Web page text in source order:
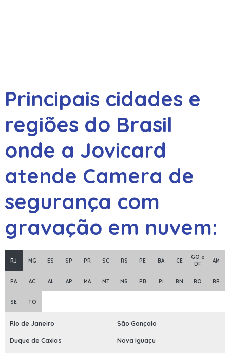
Principais cidades e
regiões do Brasil
onde a Jovicard
atende Camera de
segurança com
gravação em nuvem:
RJ MG ES SP PR SC RS PE BA CE
GO e
DF
AM
PA AC AL AP MA MT MS PB PI RN RO RR
SE TO
Rio de Janeiro São Gonçalo
Duque de Caxias Nova Iguaçu